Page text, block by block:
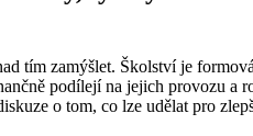
tím zamýšlet. Školství je
podílejí na jejich provozu a
o tom, co lze udělat pro